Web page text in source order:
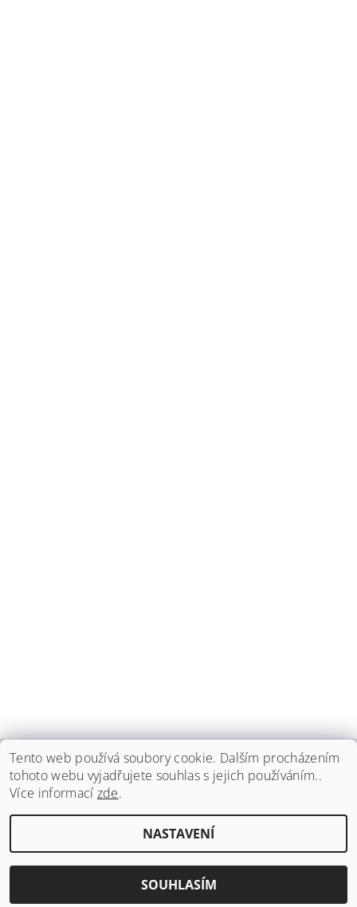
haspadent.cz
HASPA dent, spol. s r.o., všechna práva vyhrazena
cookies
Vytvořil Shoptet
Tento web používá soubory cookie. Dalším procházením
tohoto webu vyjadřujete souhlas s jejich používáním..
Více informací zde.
NASTAVENÍ
SOUHLASÍM